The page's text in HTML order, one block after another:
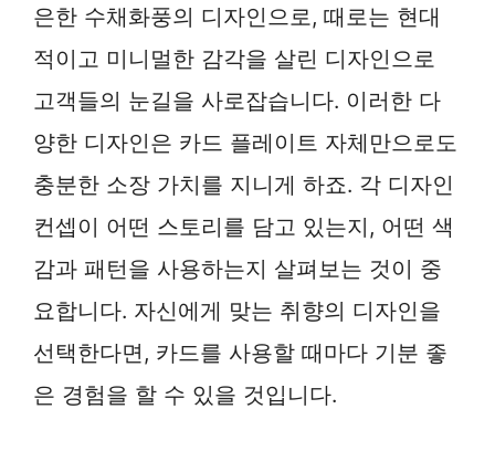
은한 수채화풍의 디자인으로, 때로는 현대
적이고 미니멀한 감각을 살린 디자인으로
고객들의 눈길을 사로잡습니다. 이러한 다
양한 디자인은 카드 플레이트 자체만으로도
충분한 소장 가치를 지니게 하죠. 각 디자인
컨셉이 어떤 스토리를 담고 있는지, 어떤 색
감과 패턴을 사용하는지 살펴보는 것이 중
요합니다. 자신에게 맞는 취향의 디자인을
선택한다면, 카드를 사용할 때마다 기분 좋
은 경험을 할 수 있을 것입니다.